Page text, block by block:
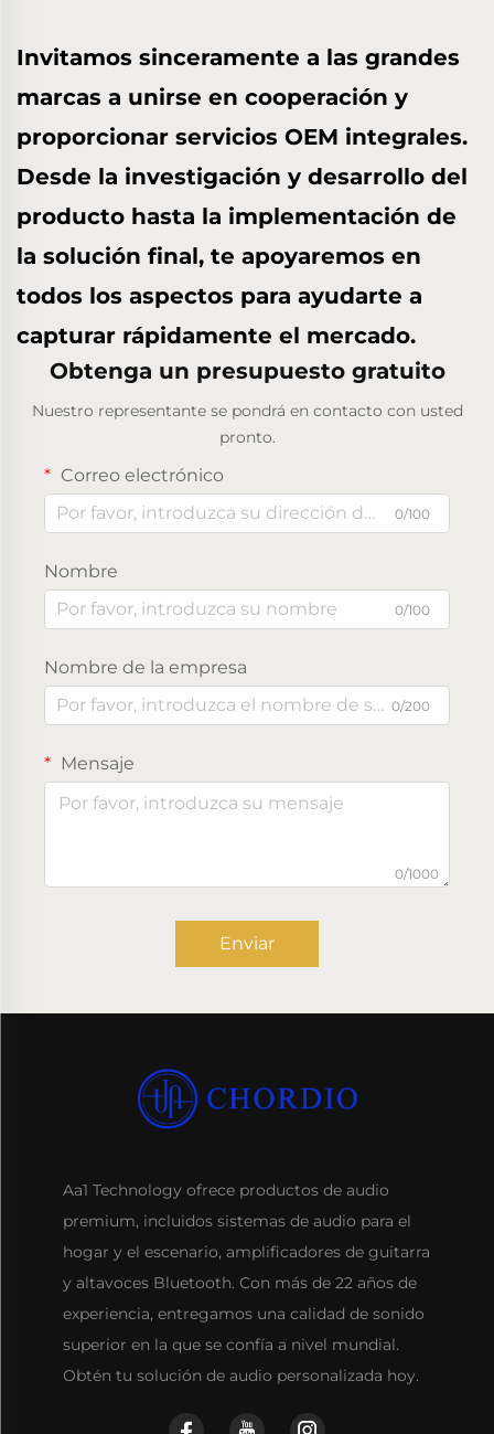
Invitamos sinceramente a las grandes
marcas a unirse en cooperación y
proporcionar servicios OEM integrales.
Desde la investigación y desarrollo del
producto hasta la implementación de
la solución final, te apoyaremos en
todos los aspectos para ayudarte a
capturar rápidamente el mercado.
Obtenga un presupuesto gratuito
Nuestro representante se pondrá en contacto con usted
pronto.
Correo electrónico
0/100
Nombre
0/100
Nombre de la empresa
0/200
Mensaje
0/1000
Enviar
Aa1 Technology ofrece productos de audio
premium, incluidos sistemas de audio para el
hogar y el escenario, amplificadores de guitarra
y altavoces Bluetooth. Con más de 22 años de
experiencia, entregamos una calidad de sonido
superior en la que se confía a nivel mundial.
Obtén tu solución de audio personalizada hoy.